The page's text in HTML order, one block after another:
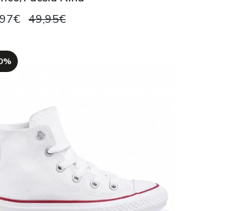
49,95€